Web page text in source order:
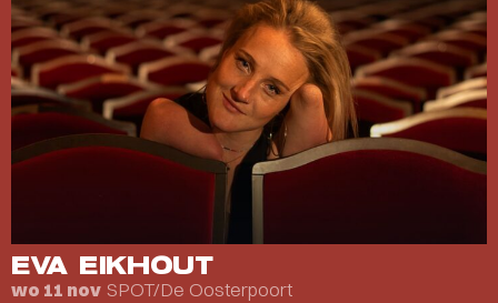
EVA EIKHOUT
wo 11 nov SPOT/De Oosterpoort